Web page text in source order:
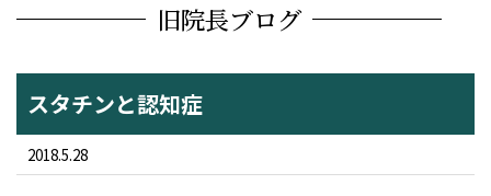
旧院長ブログ
スタチンと認知症
2018.5.28